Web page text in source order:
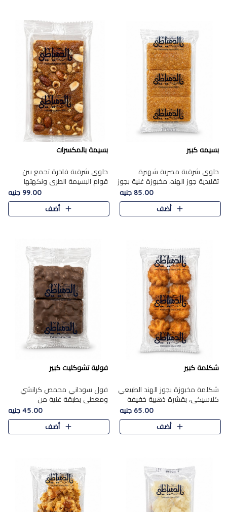
بسيمه كبير
حلوى شرقية مصرية شهيرة
تقليدية جوز الهند، مخبوزة غنية بجوز
الهند، بلمسه ذهبية وتتميز بقوامها
المرمل وطعمها اللذيذ الذي يشبه
البسبوسة. تُخبز..
85.00 جنيه
أضف
بسيمة بالمكسرات
حلوى شرقية فاخرة تجمع بين
قوام البسيمة الطري ونكهتها
الغنية، مزينة بتشكيلة مختارة من
اللوز والبندق والمكسرات الفاخرة.
مزيج متوازن من القوام ..
99.00 جنيه
أضف
شكلمة كبير
شكلمة مخبوزة بجوز الهند الطبيعي
كلاسيكي، بقشرة ذهبية خفيفة
وقلب طري رطب يذوب في الفم،
تمنحك المذاق الشرقي الحلو الأصيل
التقليدي في كل لقمة.
65.00 جنيه
أضف
فولية تشوكليت كبير
فول سوداني محمص كرانشي
ومغطى بطبقة غنية من
الشوكولاتة، يجمع بين طعم
القرمشة الأصيلة الكلاسكيكية
التقليدية للفول السوداني وحلاوة
45.00 جنيه
أضف